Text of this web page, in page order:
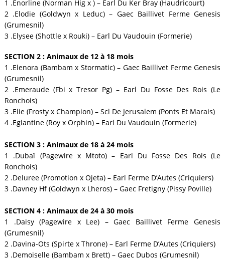
1 .Enorline (Norman Hig x ) – Earl Du Ker Bray (Haudricourt)
2 .Elodie (Goldwyn x Leduc) – Gaec Baillivet Ferme Genesis
(Grumesnil)
3 .Elysee (Shottle x Rouki) – Earl Du Vaudouin (Formerie)
SECTION 2 : Animaux de 12 à 18 mois
1 .Elenora (Bambam x Stormatic) – Gaec Baillivet Ferme Genesis
(Grumesnil)
2 .Emeraude (Fbi x Tresor Pg) – Earl Du Fosse Des Rois (Le
Ronchois)
3 .Elie (Frosty x Champion) – Scl De Jerusalem (Ponts Et Marais)
4 .Eglantine (Roy x Orphin) – Earl Du Vaudouin (Formerie)
SECTION 3 : Animaux de 18 à 24 mois
1 .Dubaï (Pagewire x Mtoto) – Earl Du Fosse Des Rois (Le
Ronchois)
2 .Deluree (Promotion x Ojeta) – Earl Ferme D’Autes (Criquiers)
3 .Davney Hf (Goldwyn x Lheros) – Gaec Fretigny (Pissy Poville)
SECTION 4 : Animaux de 24 à 30 mois
1 .Daisy (Pagewire x Lee) – Gaec Baillivet Ferme Genesis
(Grumesnil)
2 .Davina-Ots (Spirte x Throne) – Earl Ferme D’Autes (Criquiers)
3 .Demoiselle (Bambam x Brett) – Gaec Dubos (Grumesnil)